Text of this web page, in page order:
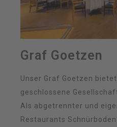
Graf Goetzen
Unser Graf Goetzen
geschlossene
Als abgetrennter und
Restaurants